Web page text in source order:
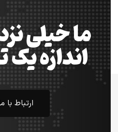
ما خیلی
اندازه
ارتباط با